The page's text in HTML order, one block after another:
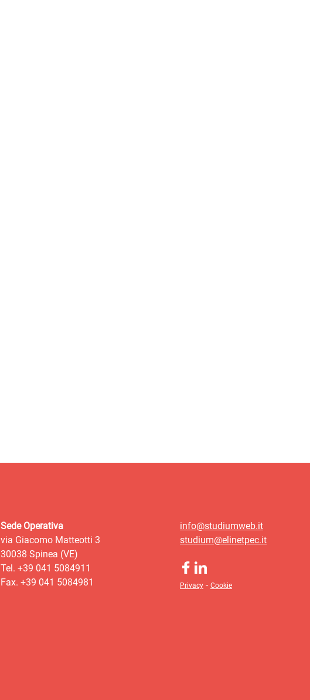
Sede Operativa
via Giacomo Matteotti 3
30038 Spinea (VE)
Tel. +39 041 5084911
Fax. +39 041 5084981
info@studiumweb.it
studium@elinetpec.it
Privacy - Cookie